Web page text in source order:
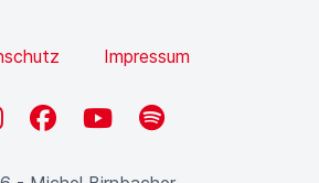
Impressum
FacebookYouTubeSpotify